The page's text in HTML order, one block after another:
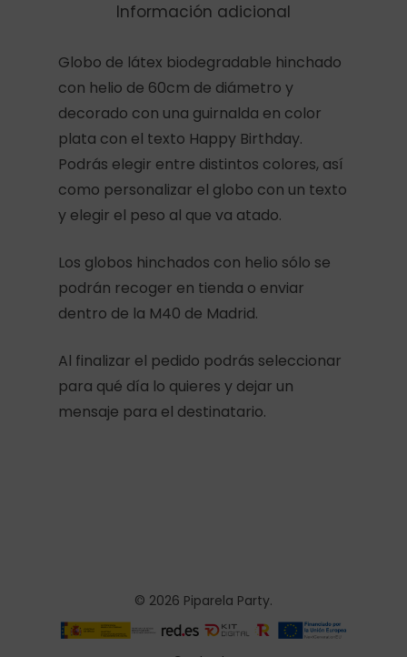
Información adicional
Globo de látex biodegradable hinchado
con helio de 60cm de diámetro y
decorado con una guirnalda en color
plata con el texto Happy Birthday.
Podrás elegir entre distintos colores, así
como personalizar el globo con un texto
y elegir el peso al que va atado.
Los globos hinchados con helio sólo se
podrán recoger en tienda o enviar
dentro de la M40 de Madrid.
Al finalizar el pedido podrás seleccionar
para qué día lo quieres y dejar un
mensaje para el destinatario.
© 2026 Piparela Party.